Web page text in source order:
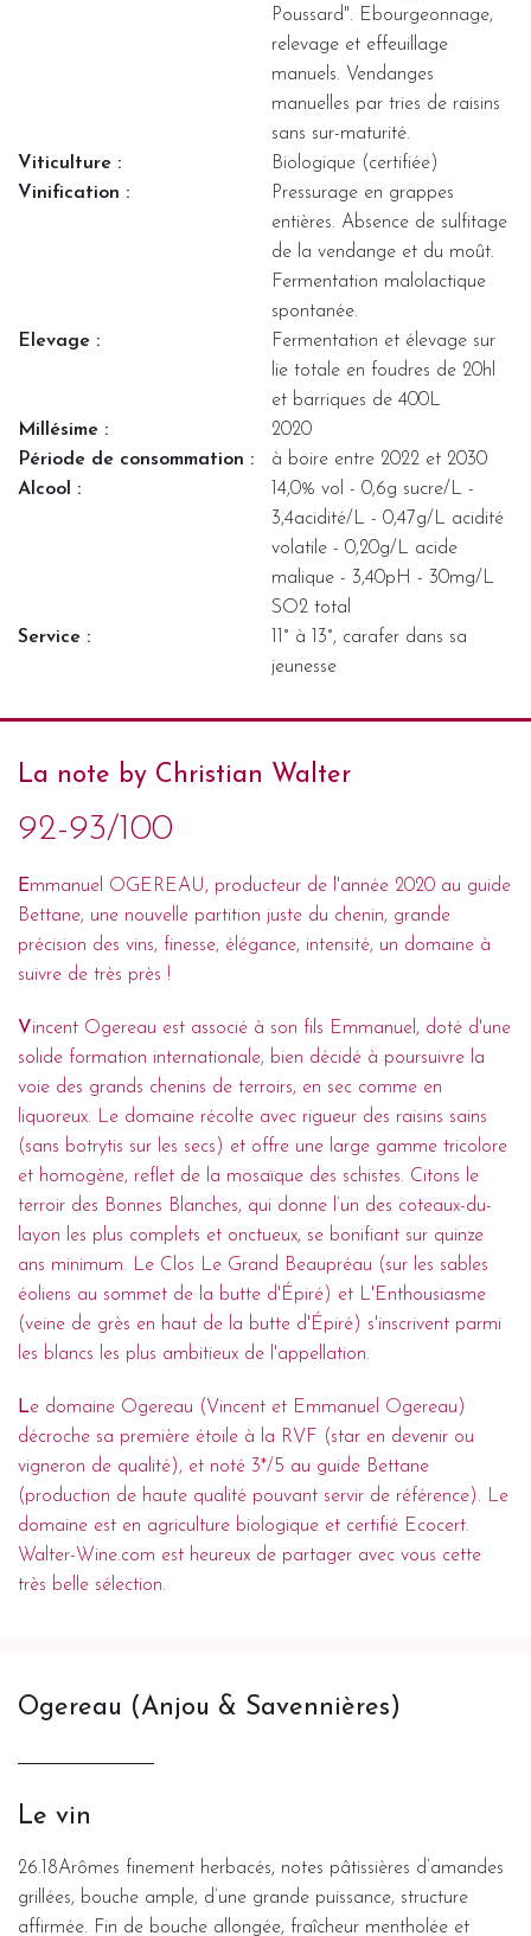
La note by Christian Walter
92-93/100
Emmanuel OGEREAU, producteur de l'année 2020 au guide
Bettane, une nouvelle partition juste du chenin, grande
précision des vins, finesse, élégance, intensité, un domaine à
suivre de très près !
Vincent Ogereau est associé à son fils Emmanuel, doté d'une
solide formation internationale, bien décidé à poursuivre la
voie des grands chenins de terroirs, en sec comme en
liquoreux. Le domaine récolte avec rigueur des raisins sains
(sans botrytis sur les secs) et offre une large gamme tricolore
et homogène, reflet de la mosaïque des schistes. Citons le
terroir des Bonnes Blanches, qui donne l’un des coteaux-du-
layon les plus complets et onctueux, se bonifiant sur quinze
ans minimum. Le Clos Le Grand Beaupréau (sur les sables
éoliens au sommet de la butte d'Épiré) et L'Enthousiasme
(veine de grès en haut de la butte d'Épiré) s'inscrivent parmi
les blancs les plus ambitieux de l'appellation.
Le domaine Ogereau (Vincent et Emmanuel Ogereau)
décroche sa première étoile à la RVF (star en devenir ou
vigneron de qualité), et noté 3*/5 au guide Bettane
(production de haute qualité pouvant servir de référence). Le
domaine est en agriculture biologique et certifié Ecocert.
Walter-Wine.com est heureux de partager avec vous cette
très belle sélection.
Ogereau (Anjou & Savennières)
Le vin
26.18Arômes finement herbacés, notes pâtissières d’amandes
grillées, bouche ample, d’une grande puissance, structure
affirmée. Fin de bouche allongée, fraîcheur mentholée et
Poussard". Ebourgeonnage,
relevage et effeuillage
manuels. Vendanges
manuelles par tries de raisins
sans sur-maturité.
Viticulture :
Biologique (certifiée)
Vinification :
Pressurage en grappes
entières. Absence de sulfitage
de la vendange et du moût.
Fermentation malolactique
spontanée.
Elevage :
Fermentation et élevage sur
lie totale en foudres de 20hl
et barriques de 400L
Millésime :
2020
Période de consommation :
à boire entre 2022 et 2030
Alcool :
14,0% vol - 0,6g sucre/L -
3,4acidité/L - 0,47g/L acidité
volatile - 0,20g/L acide
malique - 3,40pH - 30mg/L
SO2 total
Service :
11° à 13°, carafer dans sa
jeunesse